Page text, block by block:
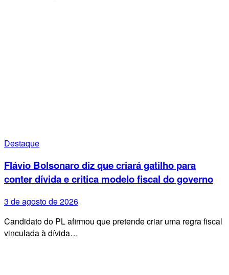
Destaque
Flávio Bolsonaro diz que criará gatilho para
conter dívida e critica modelo fiscal do governo
3 de agosto de 2026
Candidato do PL afirmou que pretende criar uma regra fiscal
vinculada à dívida…